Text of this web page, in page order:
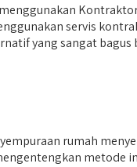
servis
yang sangat
rumah
metode